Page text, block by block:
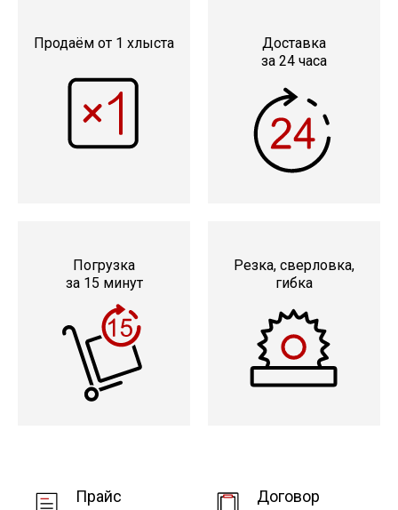
Продаём от 1 хлыста
Доставка
за 24 часа
Погрузка
за 15 минут
Резка, сверловка,
гибка
Прайс
Договор